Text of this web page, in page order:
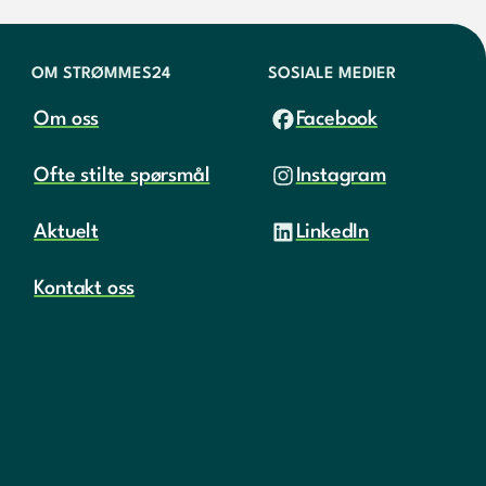
OM STRØMMES24
Om oss
Ofte stilte spørsmål
Aktuelt
Kontakt oss
SOSIALE MEDIER
Facebook
Instagram
LinkedIn